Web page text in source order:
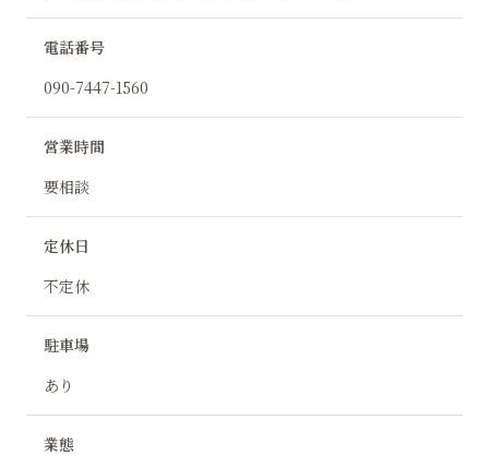
電話番号
090-7447-1560
営業時間
要相談
定休日
不定休
駐車場
あり
業態